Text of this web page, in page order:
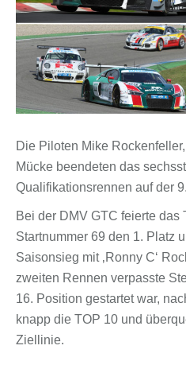
Die Piloten Mike
Mücke beendeten das
Qualifikationsrennen auf der
Bei der DMV GTC feierte das
Startnummer 69 den 1. Platz
Saisonsieg mit ‚Ronny C‘
zweiten Rennen verpasste
16. Position gestartet war,
knapp die TOP 10 und
Ziellinie.